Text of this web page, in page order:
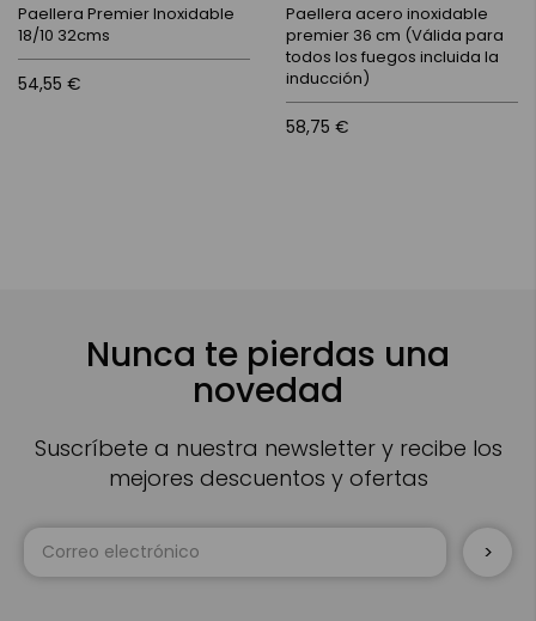
Paellera Premier Inoxidable
18/10 32cms
54,55 €
Paellera acero inoxidable
premier 36 cm (Válida para
todos los fuegos incluida la
inducción)
58,75 €
Nunca te pierdas una
novedad
Suscríbete a nuestra newsletter y recibe los
mejores descuentos y ofertas